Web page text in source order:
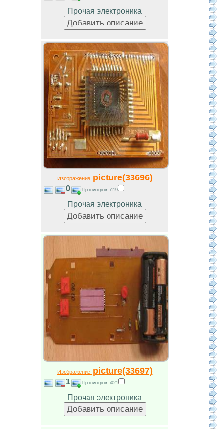
Прочая электроника
Изображениеpicture(33696)
0 Просмотров 5119
Прочая электроника
Изображениеpicture(33697)
1 Просмотров 5021
Прочая электроника